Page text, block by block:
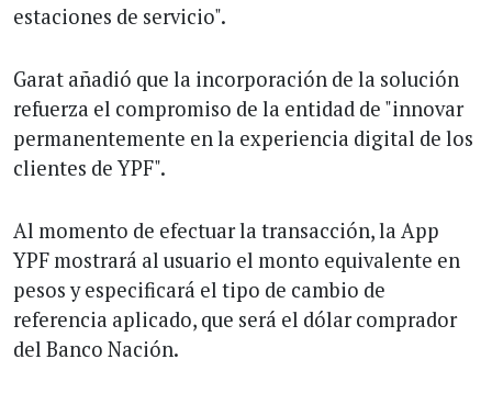
estaciones de servicio".
Garat añadió que la incorporación de la solución
refuerza el compromiso de la entidad de "innovar
permanentemente en la experiencia digital de los
clientes de YPF".
Al momento de efectuar la transacción, la App
YPF mostrará al usuario el monto equivalente en
pesos y especificará el tipo de cambio de
referencia aplicado, que será el dólar comprador
del Banco Nación.